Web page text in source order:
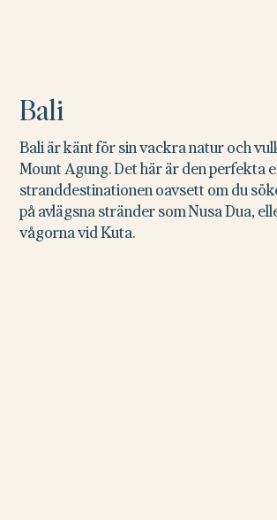
Bali
Bali är känt för sin vackra natur och
Mount Agung. Det här är den perfekta
stranddestinationen oavsett om du
på avlägsna stränder som Nusa Dua,
vågorna vid Kuta.